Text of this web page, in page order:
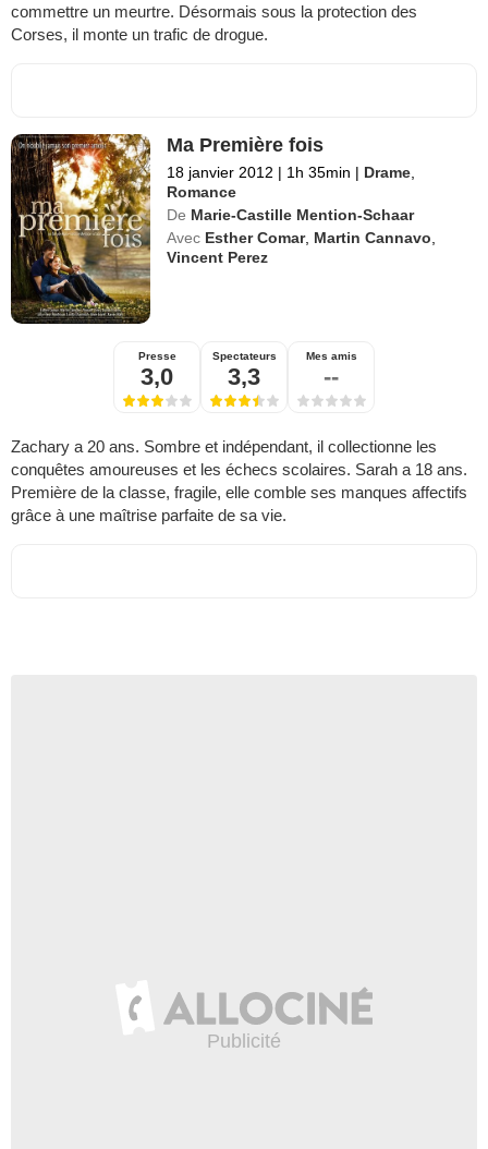
commettre un meurtre. Désormais sous la protection des
Corses, il monte un trafic de drogue.
Ma Première fois
18 janvier 2012 | 1h 35min | Drame
Romance
De Marie-Castille Mention-Schaar
Avec Esther Comar, Martin Cannavo
Vincent Perez
Presse
3,0
Spectateurs
3,3
Mes amis
--
Zachary a 20 ans. Sombre et indépendant, il collectionne les
conquêtes amoureuses et les échecs scolaires. Sarah a 18 ans.
Première de la classe, fragile, elle comble ses manques affectifs
grâce à une maîtrise parfaite de sa vie.